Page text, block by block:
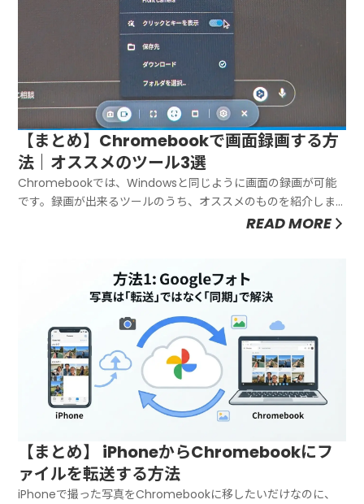
【まとめ】Chromebookで画面録画する方
法｜オススメのツール3選
Chromebookでは、Windowsと同じように画面の録画が可能
です。録画が出来るツールのうち、オススメのものを紹介しま
す。Chromebookの画面を録画する方法｜オススメのツール3
READ MORE
【まとめ】 iPhoneからChromebookにフ
ァイルを転送する方法
iPhoneで撮った写真をChromebookに移したいだけなのに、